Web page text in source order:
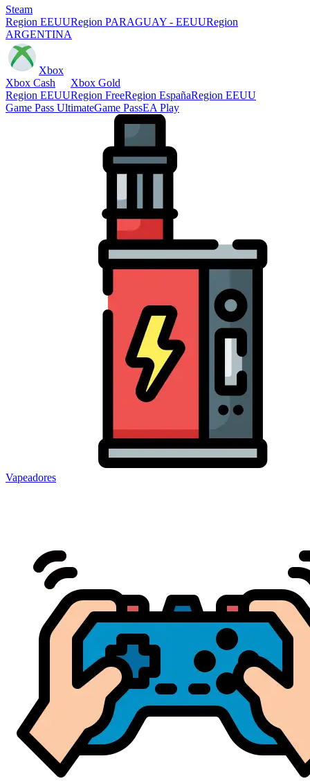
Steam
Region EEUURegion PARAGUAY - EEUURegion
ARGENTINA
Xbox
Xbox Cash
Region EEUU
Xbox Gold
Region FreeRegion EspañaRegion EEUU
Game Pass UltimateGame PassEA Play
Vapeadores